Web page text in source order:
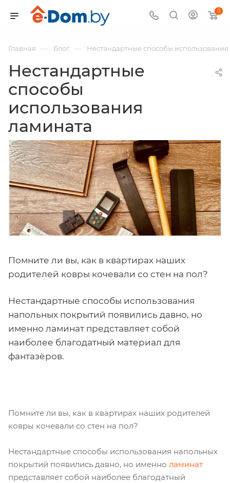
0
Главная — Блог — Нестандартные способы
Нестандартные
способы
использования
ламината
Помните ли вы, как в квартирах наших
родителей ковры кочевали со стен на пол?
Нестандартные способы использования
напольных покрытий появились давно, но
именно ламинат представляет собой
наиболее благодатный материал для
фантазёров.
Помните ли вы, как в квартирах наших родителей
ковры кочевали со стен на пол?
Нестандартные способы использования напольных
покрытий появились давно, но именно ламинат
представляет собой наиболее благодатный